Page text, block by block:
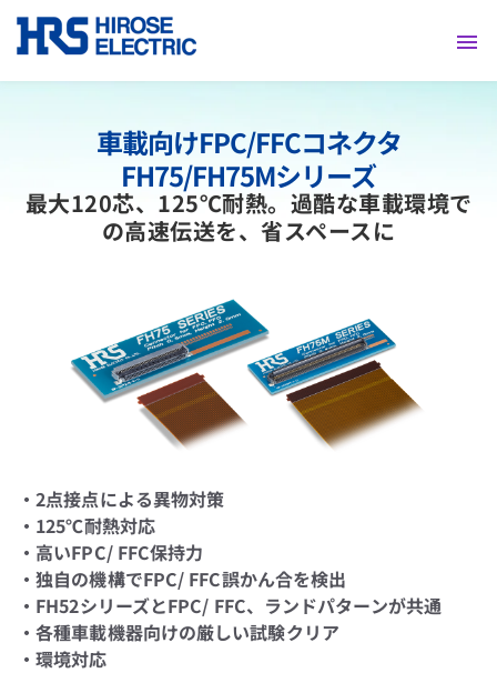
採用情報
車載向けFPC/FFCコネクタ
FH75/FH75Mシリーズ
最大120芯、125℃耐熱。過酷な車載環境で
の高速伝送を、省スペースに
・2点接点による異物対策
・125℃耐熱対応
・高いFPC/ FFC保持力
・独自の機構でFPC/ FFC誤かん合を検出
・FH52シリーズとFPC/ FFC、ランドパターンが共通
・各種車載機器向けの厳しい試験クリア
・環境対応